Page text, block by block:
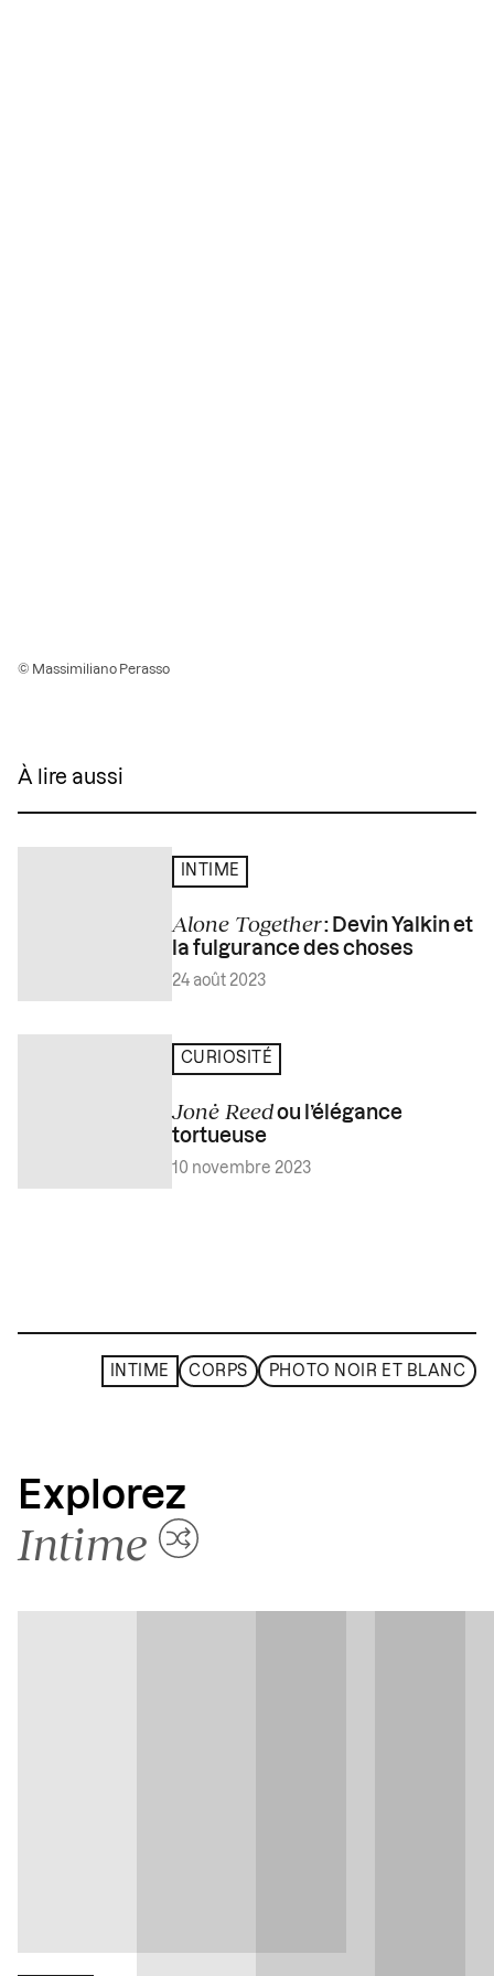
© Massimiliano Perasso
À lire aussi
INTIME
Alone Together: Devin Yalkin et
la fulgurance des choses
24 août 2023
CURIOSITÉ
Jonė Reedou l’élégance
tortueuse
10 novembre 2023
INTIME CORPS PHOTO NOIR ET BLANC
Explorez
Intime